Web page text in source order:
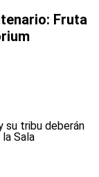
Fruta